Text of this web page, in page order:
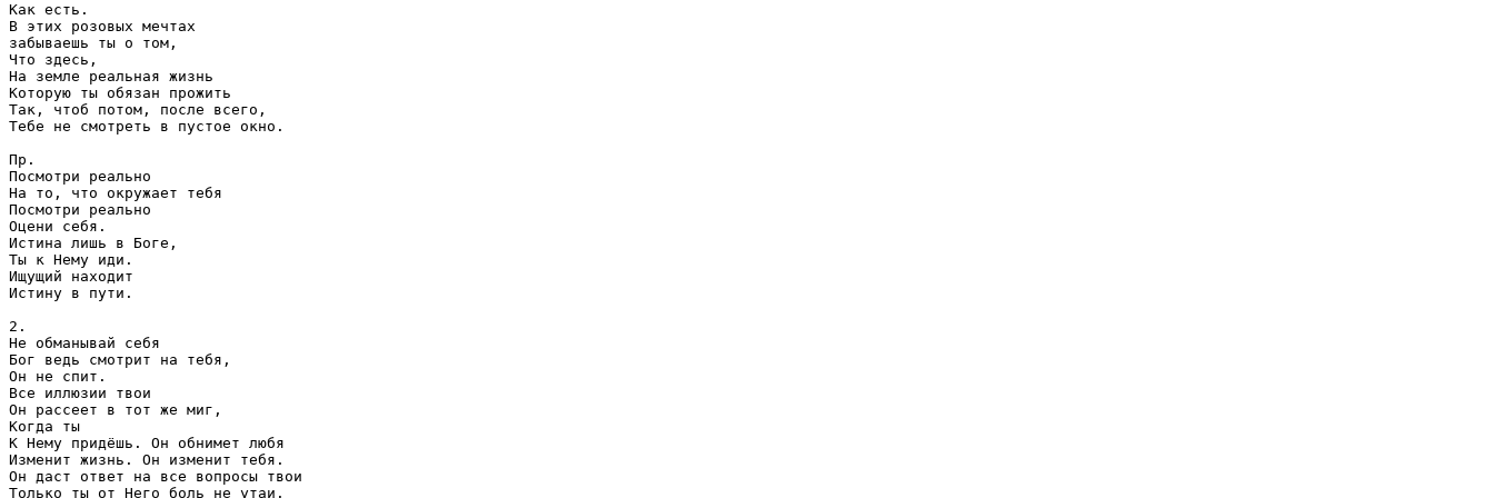
Как есть.
В этих розовых мечтах
забываешь ты о том,
Что здесь,
На земле реальная жизнь
Которую ты обязан прожить
Так, чтоб потом, после всего,
Тебе не смотреть в пустое окно.
Пр.
Посмотри реально
На то, что окружает тебя
Посмотри реально
Оцени себя.
Истина лишь в Боге,
Ты к Нему иди.
Ищущий находит
Истину в пути.
2.
Не обманывай себя
Бог ведь смотрит на тебя,
Он не спит.
Все иллюзии твои
Он рассеет в тот же миг,
Когда ты
К Нему придёшь. Он обнимет любя
Изменит жизнь. Он изменит тебя.
Он даст ответ на все вопросы твои
Только ты от Него боль не утаи.